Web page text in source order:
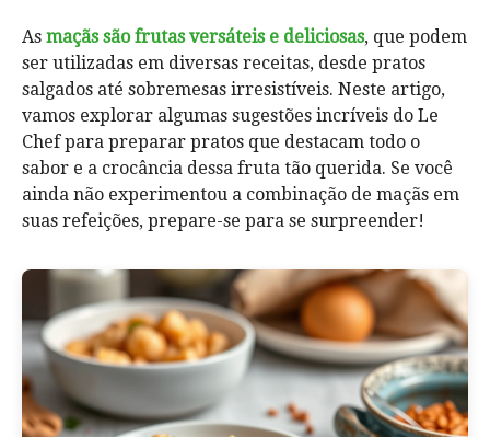
As maçãs são frutas versáteis e deliciosas, que podem
ser utilizadas em diversas receitas, desde pratos
salgados até sobremesas irresistíveis. Neste artigo,
vamos explorar algumas sugestões incríveis do Le
Chef para preparar pratos que destacam todo o
sabor e a crocância dessa fruta tão querida. Se você
ainda não experimentou a combinação de maçãs em
suas refeições, prepare-se para se surpreender!